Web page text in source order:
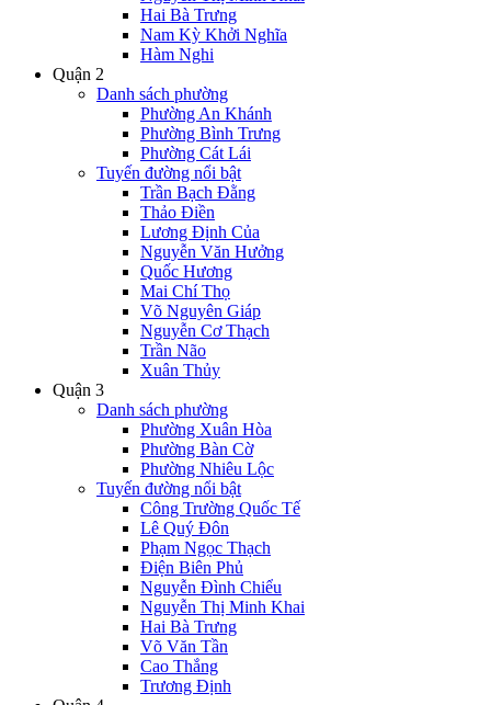
Hai Bà Trưng
Nam Kỳ Khởi Nghĩa
Hàm Nghi
Quận 2
Danh sách phường
Phường An Khánh
Phường Bình Trưng
Phường Cát Lái
Tuyến đường nổi bật
Trần Bạch Đằng
Thảo Điền
Lương Định Của
Nguyễn Văn Hưởng
Quốc Hương
Mai Chí Thọ
Võ Nguyên Giáp
Nguyễn Cơ Thạch
Trần Não
Xuân Thủy
Quận 3
Danh sách phường
Phường Xuân Hòa
Phường Bàn Cờ
Phường Nhiêu Lộc
Tuyến đường nổi bật
Công Trường Quốc Tế
Lê Quý Đôn
Phạm Ngọc Thạch
Điện Biên Phủ
Nguyễn Đình Chiểu
Nguyễn Thị Minh Khai
Hai Bà Trưng
Võ Văn Tần
Cao Thắng
Trương Định